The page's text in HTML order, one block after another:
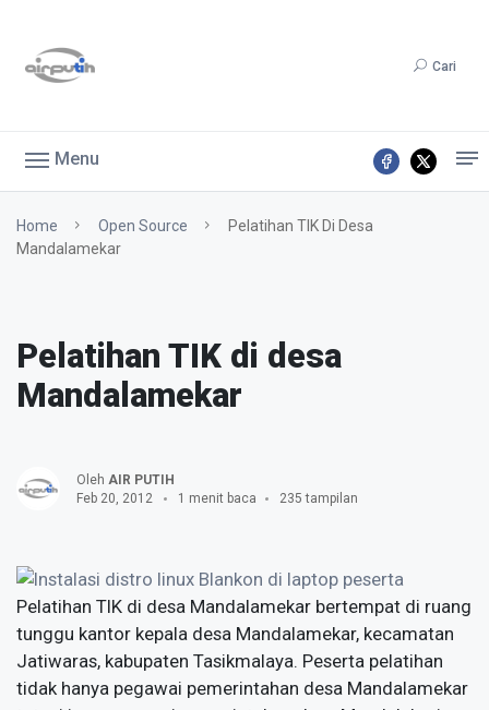
Cari
Menu
Home Open Source
Pelatihan TIK Di Desa
Mandalamekar
Pelatihan TIK di desa
Mandalamekar
Oleh AIR PUTIH
Feb 20, 2012
1 menit baca 235 tampilan
Pelatihan TIK di desa Mandalamekar bertempat di ruang
tunggu kantor kepala desa Mandalamekar, kecamatan
Jatiwaras, kabupaten Tasikmalaya. Peserta pelatihan
tidak hanya pegawai pemerintahan desa Mandalamekar